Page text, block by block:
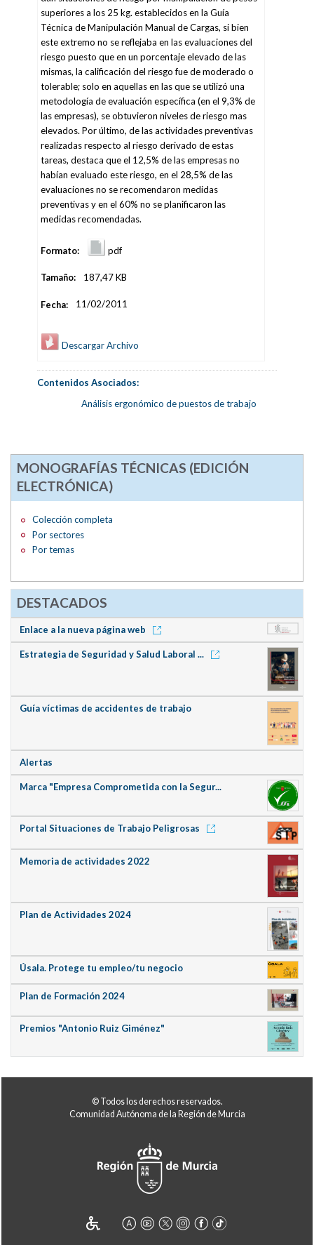
superiores a los 25 kg. establecidos en la Guía
Técnica de Manipulación Manual de Cargas, si bien
este extremo no se reflejaba en las evaluaciones del
riesgo puesto que en un porcentaje elevado de las
mismas, la calificación del riesgo fue de moderado o
tolerable; solo en aquellas en las que se utilizó una
metodología de evaluación específica (en el 9,3% de
las empresas), se obtuvieron niveles de riesgo mas
elevados. Por último, de las actividades preventivas
realizadas respecto al riesgo derivado de estas
tareas, destaca que el 12,5% de las empresas no
habían evaluado este riesgo, en el 28,5% de las
evaluaciones no se recomendaron medidas
preventivas y en el 60% no se planificaron las
medidas recomendadas.
Formato: pdf
Tamaño: 187,47 KB
Fecha: 11/02/2011
Descargar Archivo
Contenidos Asociados:
Análisis ergonómico de puestos de trabajo
MONOGRAFÍAS TÉCNICAS (EDICIÓN
ELECTRÓNICA)
Colección completa
Por sectores
Por temas
DESTACADOS
Enlace a la nueva página web
Estrategia de Seguridad y Salud Laboral ...
Guía víctimas de accidentes de trabajo
Alertas
Marca "Empresa Comprometida con la Segur...
Portal Situaciones de Trabajo Peligrosas
Memoria de actividades 2022
Plan de Actividades 2024
Úsala. Protege tu empleo/tu negocio
Plan de Formación 2024
Premios "Antonio Ruiz Giménez"
© Todos los derechos reservados.
Comunidad Autónoma de la Región de Murcia